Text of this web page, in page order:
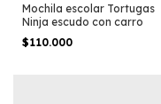
Mochila escolar Tortugas
Ninja escudo con carro
$110.000